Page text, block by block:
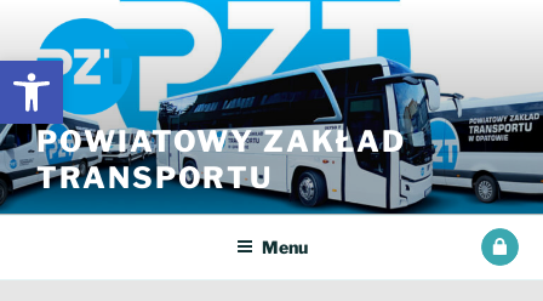
Open toolbar
treści
POWIATOWY ZAKŁAD
TRANSPORTU
Menu